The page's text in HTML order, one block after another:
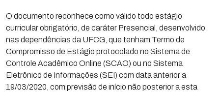
O documento reconhece como válido todo estágio
curricular obrigatório, de caráter Presencial, desenvolvido
nas dependências da UFCG, que tenham Termo de
Compromisso de Estágio protocolado no Sistema de
Controle Acadêmico Online (SCAO) ou no Sistema
Eletrônico de Informações (SEI) com data anterior a
19/03/2020, com previsão de início não posterior a esta